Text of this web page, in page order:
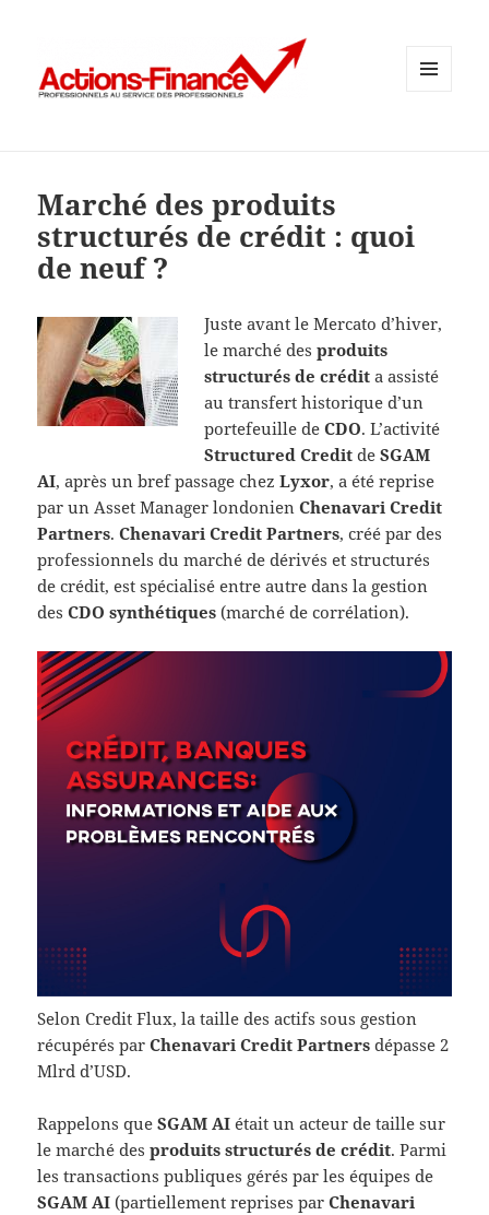
Marché des produits
structurés de crédit : quoi
de neuf ?
Juste avant le Mercato d’hiver,
le marché desproduits
structurés de crédit a assisté
au transfert historique d’un
portefeuille deCDO. L’activité
Structured Credit deSGAM
AI, après un bref passage chezLyxor, a été reprise
par un Asset Manager londonienChenavari Credit
Partners.Chenavari Credit Partners, créé par des
professionnels du marché de dérivés et structurés
de crédit, est spécialisé entre autre dans la gestion
desCDO synthétiques (marché de corrélation).
Selon Credit Flux, la taille des actifs sous gestion
récupérés parChenavari Credit Partners dépasse 2
Mlrd d’USD.
Rappelons queSGAM AI était un acteur de taille sur
le marché desproduits structurés de crédit. Parmi
les transactions publiques gérés par les équipes de
SGAM AI (partiellement reprises parChenavari